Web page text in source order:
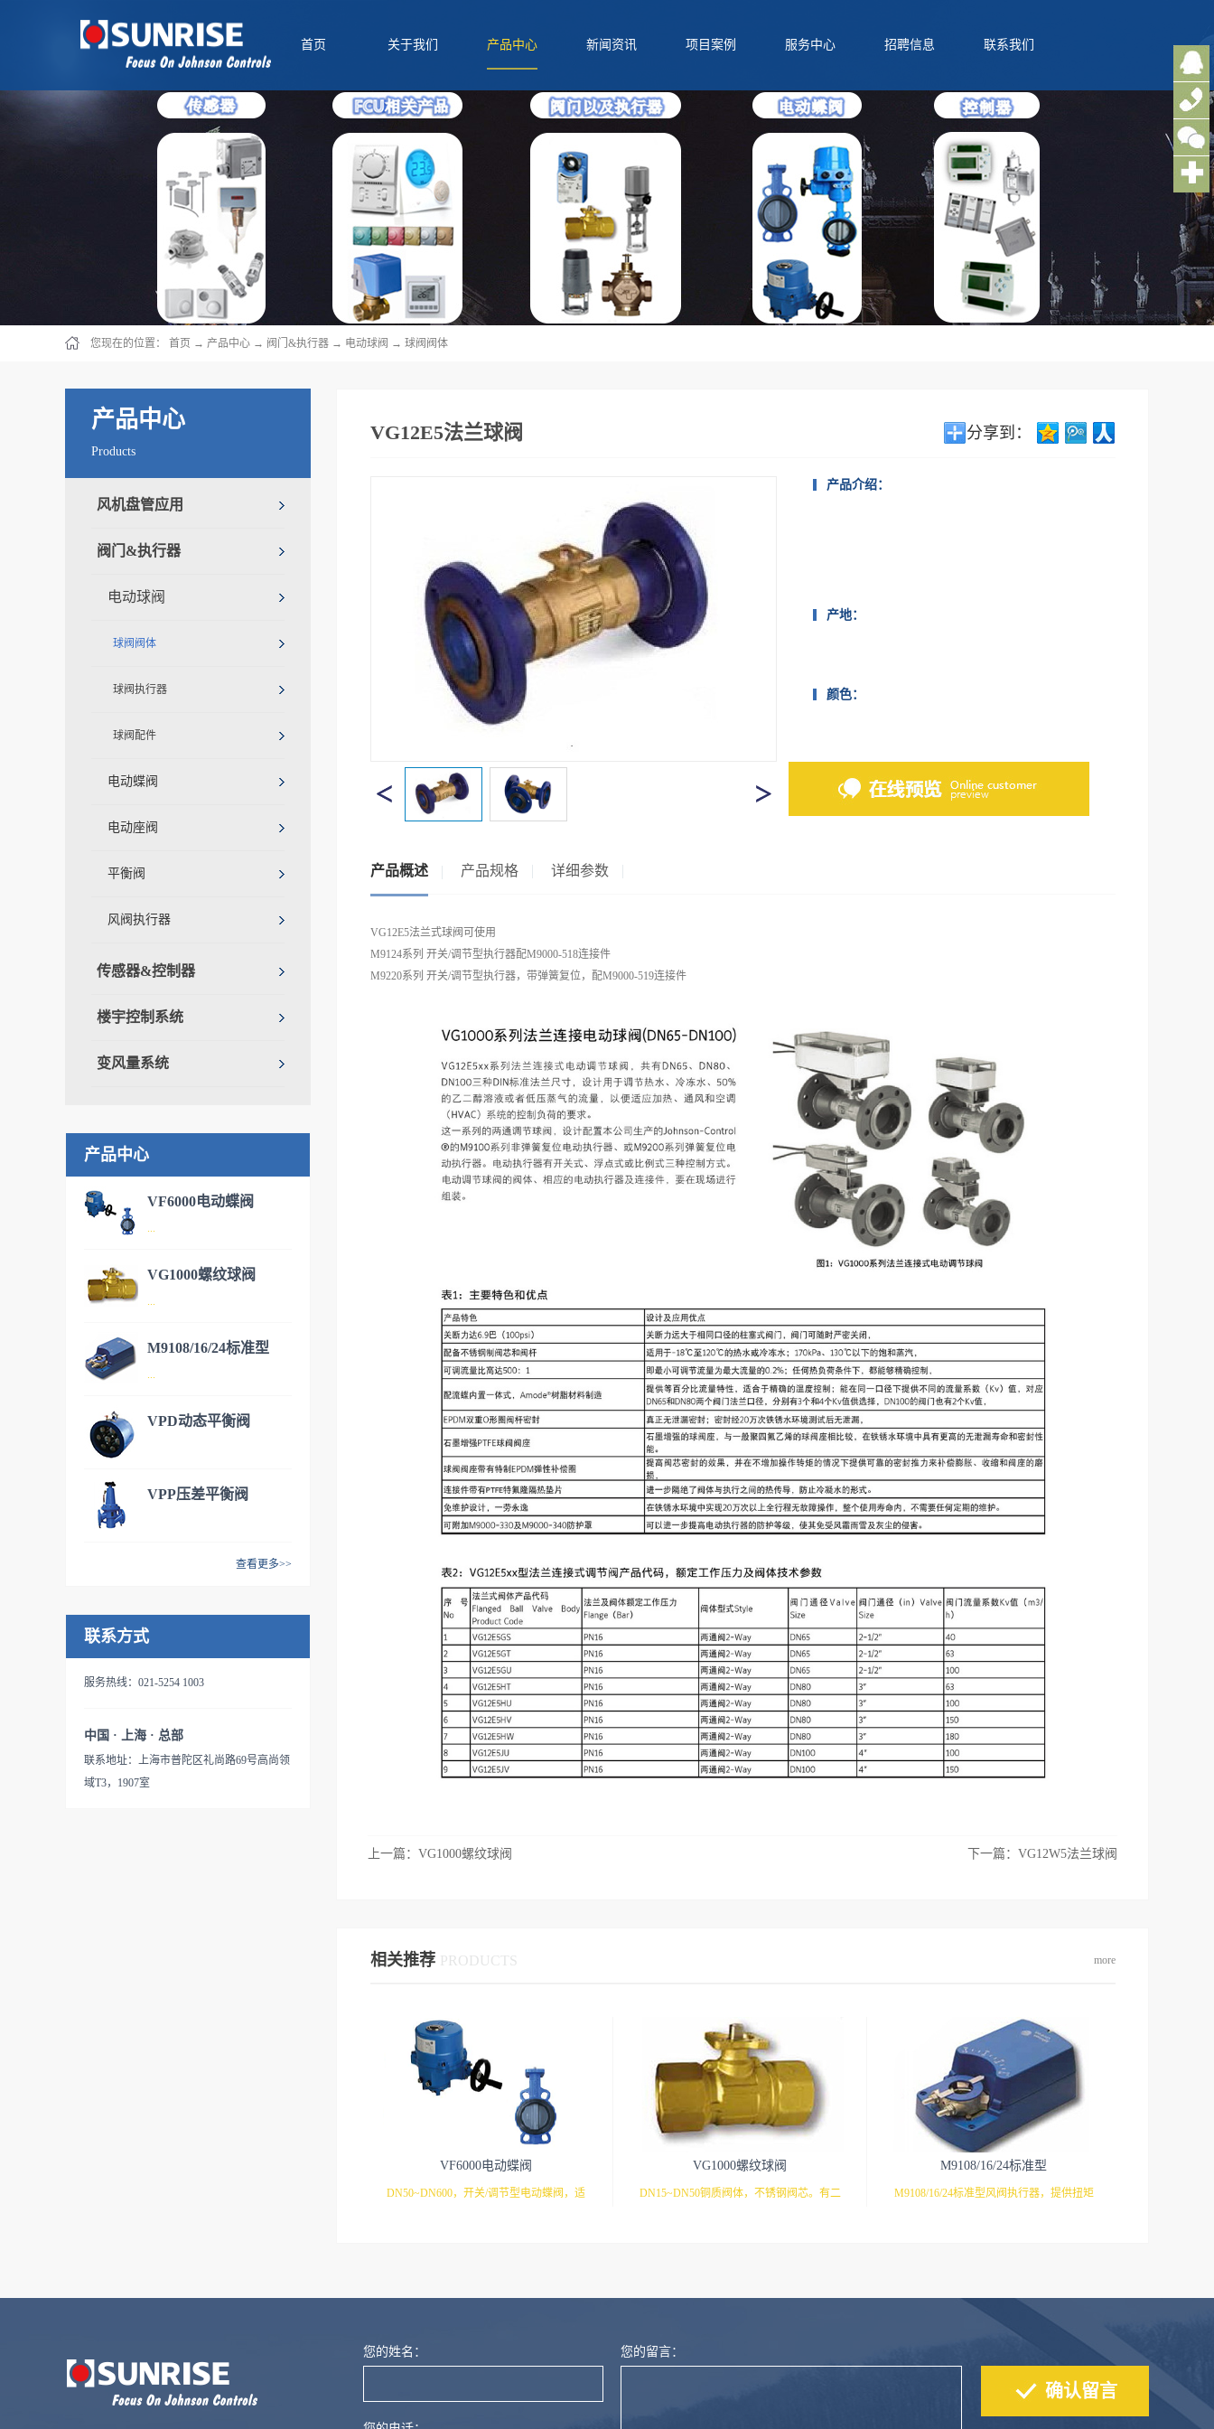
首页 关于我们 产品中心 新闻资讯 项目案例 服务中心 招聘信息 联系我们
您现在的位置： 首页 → 产品中心 → 阀门&执行器 → 电动球阀 → 球阀阀体
产品中心
Products
风机盘管应用
阀门&执行器
电动球阀
球阀阀体
球阀执行器
球阀配件
电动蝶阀
电动座阀
平衡阀
风阀执行器
传感器&控制器
楼宇控制系统
变风量系统
产品中心
VF6000电动蝶阀
...
调。
VG1000螺纹球阀
...
可安装各种执行器满足不同的
关/调节型执行器VA9208系列
M9108/16/24标准型
...
米），16NM（3平米），
反馈/电压等型号选择，满足多
VPD动态平衡阀
VPP压差平衡阀
查看更多>>
联系方式
服务热线：021-5254 1003
中国 · 上海 · 总部
联系地址：上海市普陀区礼尚路69号高尚领
域T3，1907室
VG12E5法兰球阀 分享到：
产品介绍：
产地：
颜色：
产品概述 产品规格 详细参数
VG12E5法兰式球阀可使用
M9124系列 开关/调节型执行器配M9000-518连接件
M9220系列 开关/调节型执行器，带弹簧复位，配M9000-519连接件
上一篇： VG1000螺纹球阀 下一篇： VG12W5法兰球阀
相关推荐 PRODUCTS more
VF6000电动蝶阀
DN50~DN600，开关/调节型电动蝶阀，适
VG1000螺纹球阀
DN15~DN50铜质阀体，不锈钢阀芯。有二
列 开关/调节型执行器VA9208系列弹簧复位
M9108/16/24标准型
M9108/16/24标准型风阀执行器，提供扭矩
多种需求。
您的姓名： 您的留言：
电话
二维码